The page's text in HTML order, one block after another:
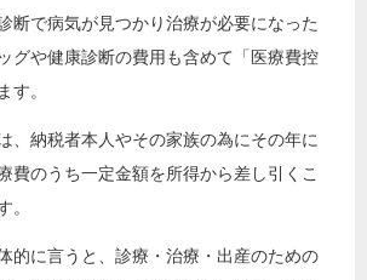
断で病気が見つかり治療が必要になった
グや健康診断の費用も含めて「医療費控
す。
、納税者本人やその家族の為にその年に
費のうち一定金額を所得から差し引くこ
。
的に言うと、診療・治療・出産のための